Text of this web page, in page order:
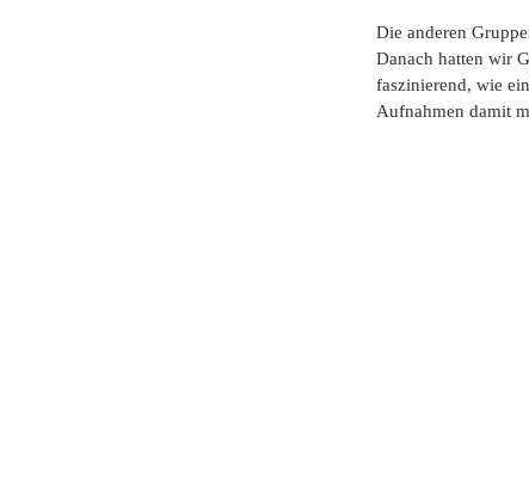
Die anderen
Danach hatten wir
faszinierend, wie
Aufnahmen damit